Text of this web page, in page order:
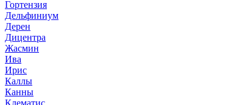
Гортензия
Дельфиниум
Дерен
Дицентра
Жасмин
Ива
Ирис
Каллы
Канны